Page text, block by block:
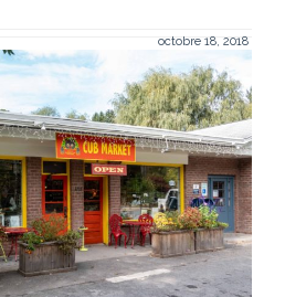
octobre 18, 2018